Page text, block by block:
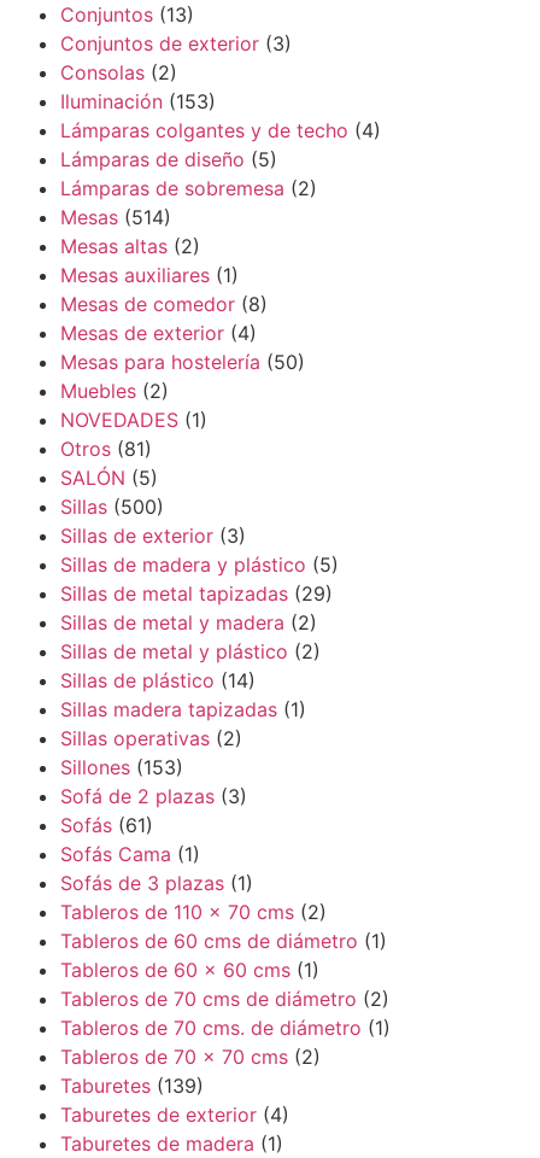
Conjuntos (13)
Conjuntos de exterior (3)
Consolas (2)
Iluminación (153)
Lámparas colgantes y de techo (4)
Lámparas de diseño (5)
Lámparas de sobremesa (2)
Mesas (514)
Mesas altas (2)
Mesas auxiliares (1)
Mesas de comedor (8)
Mesas de exterior (4)
Mesas para hostelería (50)
Muebles (2)
NOVEDADES (1)
Otros (81)
SALÓN (5)
Sillas (500)
Sillas de exterior (3)
Sillas de madera y plástico (5)
Sillas de metal tapizadas (29)
Sillas de metal y madera (2)
Sillas de metal y plástico (2)
Sillas de plástico (14)
Sillas madera tapizadas (1)
Sillas operativas (2)
Sillones (153)
Sofá de 2 plazas (3)
Sofás (61)
Sofás Cama (1)
Sofás de 3 plazas (1)
Tableros de 110 x 70 cms (2)
Tableros de 60 cms de diámetro (1)
Tableros de 60 x 60 cms (1)
Tableros de 70 cms de diámetro (2)
Tableros de 70 cms. de diámetro (1)
Tableros de 70 x 70 cms (2)
Taburetes (139)
Taburetes de exterior (4)
Taburetes de madera (1)